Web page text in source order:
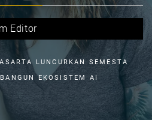
Editor
LUNCURKAN SEMESTA
EKOSISTEM AI